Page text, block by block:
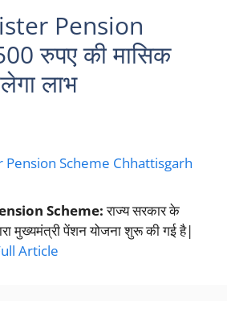
Pension
रुपए की मासिक
लाभ
Scheme:राज्य सरकार के
मुख्यमंत्री पेंशन योजना शुरू की गई है|
Article